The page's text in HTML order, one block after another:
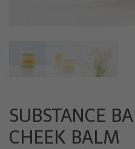
SUBSTANCE
CHEEK BALM